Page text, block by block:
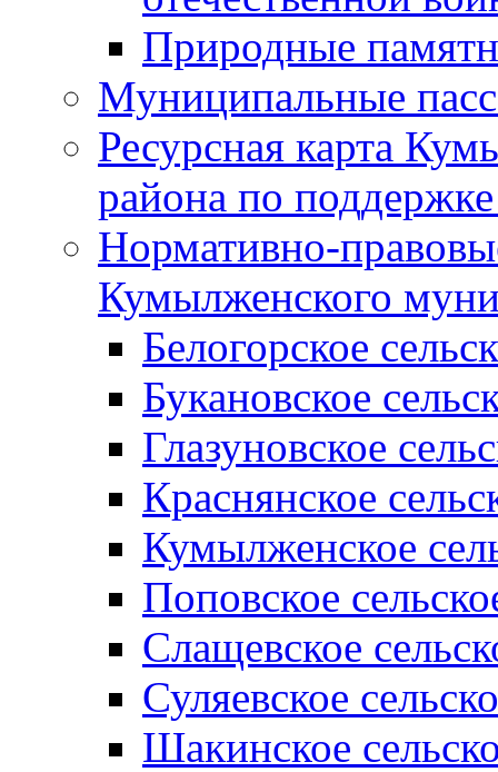
Природные
Муниципальные
Ресурсная карта
района по
Нормативно-
Кумылженского
Белогорское
Букановское
Глазуновское
Краснянское
Кумылженское
Поповское
Слащевское
Суляевское
Шакинское